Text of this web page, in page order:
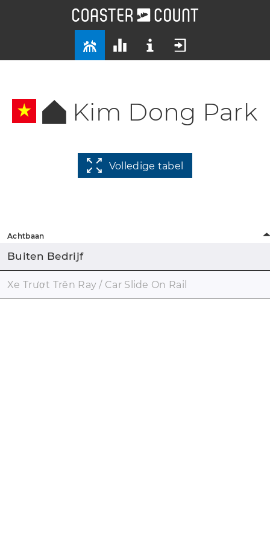
Kim Dong Park
Volledige tabel
Achtbaan
Buiten Bedrijf
Xe Trượt Trên Ray / Car Slide On Rail